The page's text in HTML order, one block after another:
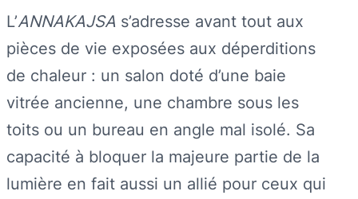
L’ANNAKAJSA s’adresse avant tout aux
pièces de vie exposées aux déperditions
de chaleur : un salon doté d’une baie
vitrée ancienne, une chambre sous les
toits ou un bureau en angle mal isolé. Sa
capacité à bloquer la majeure partie de la
lumière en fait aussi un allié pour ceux qui